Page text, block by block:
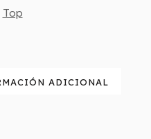
Top
ADICIONAL